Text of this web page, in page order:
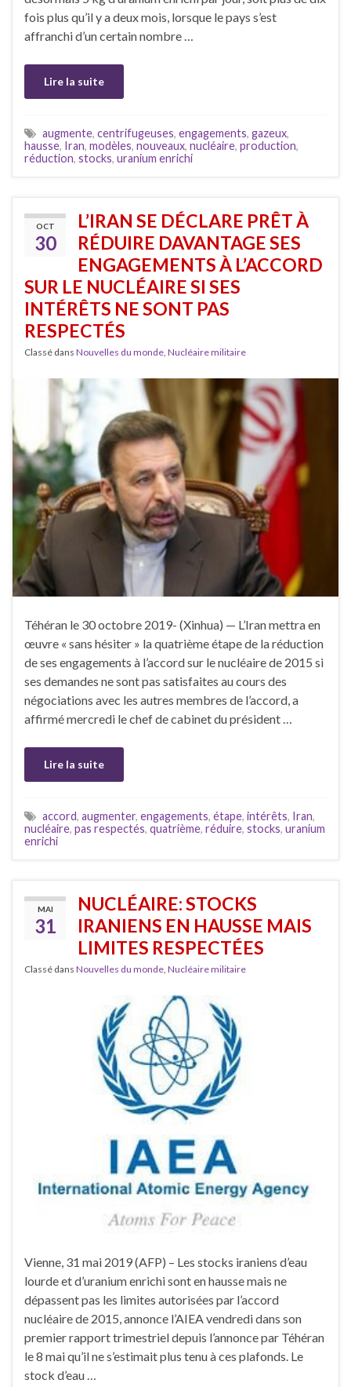
fois plus qu’il y a deux mois, lorsque le pays s’est
affranchi d’un certain nombre …
Lire la suite
augmente, centrifugeuses, engagements, gazeux,
hausse, Iran, modèles, nouveaux, nucléaire, production,
réduction, stocks, uranium enrichi
OCT
30
L’IRAN SE DÉCLARE PRÊT À
RÉDUIRE DAVANTAGE SES
ENGAGEMENTS À L’ACCORD
SUR LE NUCLÉAIRE SI SES
INTÉRÊTS NE SONT PAS
RESPECTÉS
Classé dans Nouvelles du monde, Nucléaire militaire
Téhéran le 30 octobre 2019- (Xinhua) — L’Iran mettra en
œuvre « sans hésiter » la quatrième étape de la réduction
de ses engagements à l’accord sur le nucléaire de 2015 si
ses demandes ne sont pas satisfaites au cours des
négociations avec les autres membres de l’accord, a
affirmé mercredi le chef de cabinet du président …
Lire la suite
accord, augmenter, engagements, étape, intérêts, Iran,
nucléaire, pas respectés, quatrième, réduire, stocks, uranium
enrichi
MAI
31
NUCLÉAIRE: STOCKS
IRANIENS EN HAUSSE MAIS
LIMITES RESPECTÉES
Classé dans Nouvelles du monde Nucléaire militaire
Vienne, 31 mai 2019 (AFP) – Les stocks iraniens d’eau
lourde et d’uranium enrichi sont en hausse mais ne
dépassent pas les limites autorisées par l’accord
nucléaire de 2015, annonce l’AIEA vendredi dans son
premier rapport trimestriel depuis l’annonce par Téhéran
le 8 mai qu’il ne s’estimait plus tenu à ces plafonds. Le
stock d’eau …